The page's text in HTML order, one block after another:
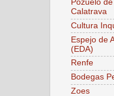
Pozuelo de
Calatrava
Cultura
Espejo de
(EDA)
Renfe
Bodegas
Zoes